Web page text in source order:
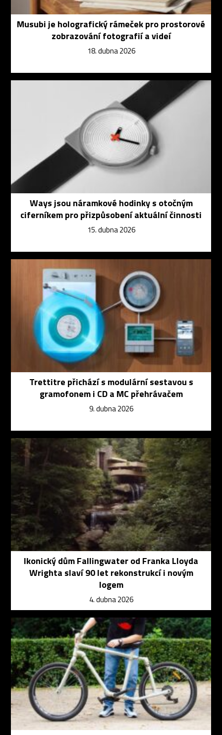
Musubi je holografický rámeček pro prostorové
zobrazování fotografií a videí
18. dubna 2026
Ways jsou náramkové hodinky s otočným
ciferníkem pro přizpůsobení aktuální činnosti
15. dubna 2026
Trettitre přichází s modulární sestavou s
gramofonem i CD a MC přehrávačem
9. dubna 2026
Ikonický dům Fallingwater od Franka Lloyda
Wrighta slaví 90 let rekonstrukcí i novým
logem
4. dubna 2026